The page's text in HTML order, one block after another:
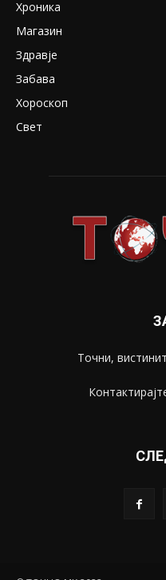
Хроника
Магазин
Здравје
Забава
Хороскоп
Свет
Точни,